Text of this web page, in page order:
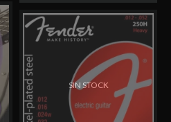
SIN STOCK